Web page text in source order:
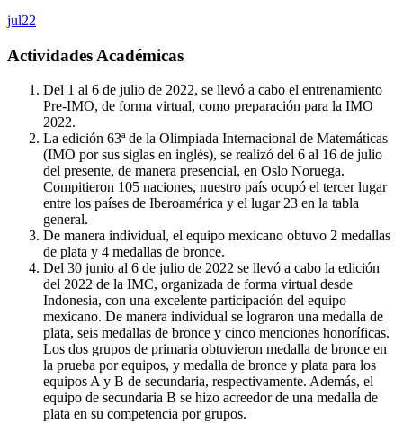
jul22
Actividades Académicas
Del 1 al 6 de julio de 2022, se llevó a cabo el entrenamiento
Pre-IMO, de forma virtual, como preparación para la IMO
2022.
La edición 63ª de la Olimpiada Internacional de Matemáticas
(IMO por sus siglas en inglés), se realizó del 6 al 16 de julio
del presente, de manera presencial, en Oslo Noruega.
Compitieron 105 naciones, nuestro país ocupó el tercer lugar
entre los países de Iberoamérica y el lugar 23 en la tabla
general.
De manera individual, el equipo mexicano obtuvo 2 medallas
de plata y 4 medallas de bronce.
Del 30 junio al 6 de julio de 2022 se llevó a cabo la edición
del 2022 de la IMC, organizada de forma virtual desde
Indonesia, con una excelente participación del equipo
mexicano. De manera individual se lograron una medalla de
plata, seis medallas de bronce y cinco menciones honoríficas.
Los dos grupos de primaria obtuvieron medalla de bronce en
la prueba por equipos, y medalla de bronce y plata para los
equipos A y B de secundaria, respectivamente. Además, el
equipo de secundaria B se hizo acreedor de una medalla de
plata en su competencia por grupos.